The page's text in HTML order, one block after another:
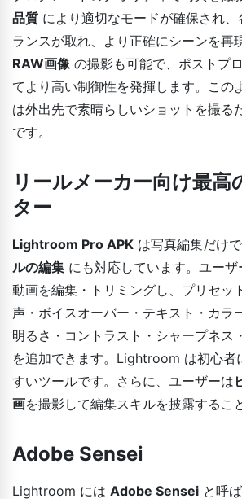
品質 により適切なモードが確保され
ランスが取れ、より正確にシーンを再
RAW画像 の撮影も可能で、ポストプ
てより高い制御性を発揮します。こ
は外出先で素晴らしいショットを撮る
です。
リールメーカー向け最高
ター
Lightroom Pro APK は写真編集だけで
ルの編集 にも対応しています。ユー
動画を編集・トリミングし、プリセッ
声・ボイスオーバー・テキスト・カラ
明るさ・コントラスト・シャープネス
を追加できます。Lightroom は初心者
すいツールです。さらに、ユーザーは
画を撮影して編集スキルを披露するこ
Adobe Sensei
Lightroom には Adobe Sensei と呼